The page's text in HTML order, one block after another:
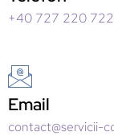
+40 727 220 722
Email
contact@servicii-